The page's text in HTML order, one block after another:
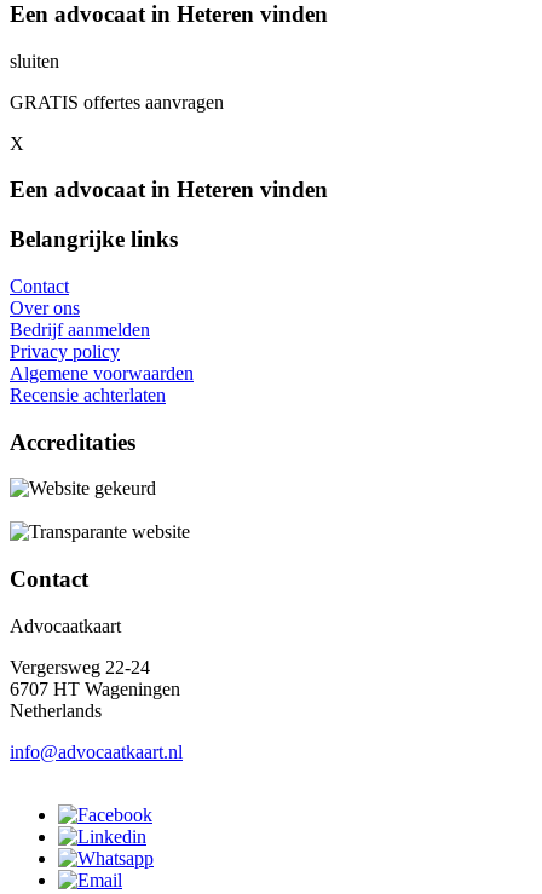
Een advocaat in Heteren vinden
sluiten
GRATIS offertes aanvragen
X
Een advocaat in Heteren vinden
Belangrijke links
Contact
Over ons
Bedrijf aanmelden
Privacy policy
Algemene voorwaarden
Recensie achterlaten
Accreditaties
Contact
Advocaatkaart
Vergersweg 22-24
6707 HT Wageningen
Netherlands
info@advocaatkaart.nl